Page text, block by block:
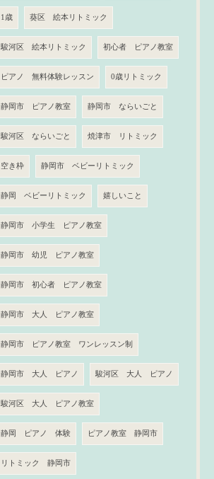
1歳 葵区 絵本リトミック
駿河区 絵本リトミック 初心者 ピアノ教室
ピアノ 無料体験レッスン 0歳リトミック
静岡市 ピアノ教室 静岡市 ならいごと
駿河区 ならいごと 焼津市 リトミック
空き枠 静岡市 ベビーリトミック
静岡 ベビーリトミック 嬉しいこと
静岡市 小学生 ピアノ教室
静岡市 幼児 ピアノ教室
静岡市 初心者 ピアノ教室
静岡市 大人 ピアノ教室
静岡市 ピアノ教室 ワンレッスン制
静岡市 大人 ピアノ 駿河区 大人 ピアノ
駿河区 大人 ピアノ教室
静岡 ピアノ 体験 ピアノ教室 静岡市
リトミック 静岡市